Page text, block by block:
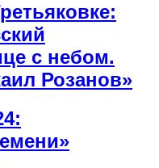
с небом.
Розанов»